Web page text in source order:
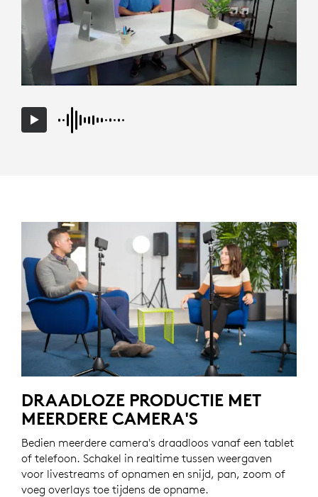
DRAADLOZE PRODUCTIE MET
MEERDERE CAMERA'S
Bedien meerdere camera's draadloos vanaf een tablet
of telefoon. Schakel in realtime tussen weergaven
voor livestreams of opnamen en snijd, pan, zoom of
voeg overlays toe tijdens de opname.